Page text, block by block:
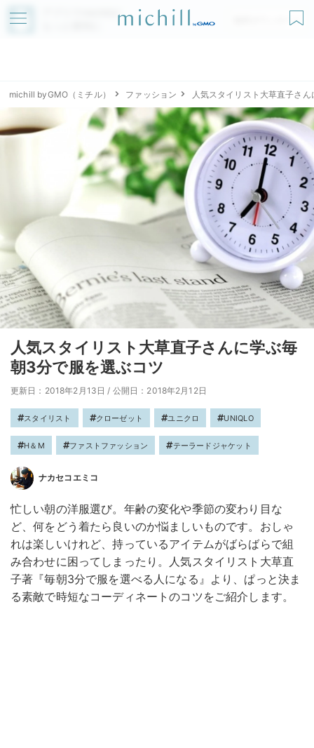
アプリでmichillが
無料ダウンロード
michill byGMO（ミチル） ファッション 人気スタイリスト大草直子さ
人気スタイリスト大草直子さんに学ぶ毎
朝3分で服を選ぶコツ
更新日：2018年2月13日 / 公開日：2018年2月12日
スタイリスト クローゼット ユニクロ UNIQLO
H＆M ファストファッション テーラードジャケット
ナカセコエミコ
忙しい朝の洋服選び。年齢の変化や季節の変わり目な
ど、何をどう着たら良いのか悩ましいものです。おしゃ
れは楽しいけれど、持っているアイテムがばらばらで組
み合わせに困ってしまったり。人気スタイリスト大草直
子著『毎朝3分で服を選べる人になる』より、ぱっと決ま
る素敵で時短なコーディネートのコツをご紹介します。